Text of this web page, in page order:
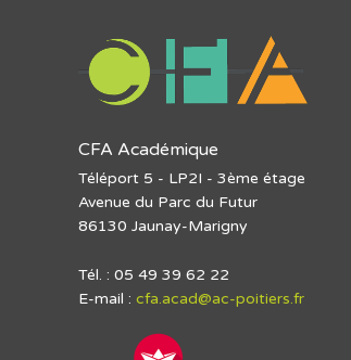
CFA Académique
Téléport 5 - LP2I - 3ème étage
Avenue du Parc du Futur
86130 Jaunay-Marigny
Tél. : 05 49 39 62 22
E-mail : cfa.acad@ac-poitiers.fr